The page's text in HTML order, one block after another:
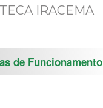
IRACEMA
de Funcionamento